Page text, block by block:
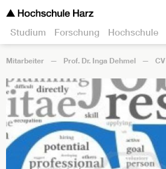
Studium Forschung Hochschule
Mitarbeiter Prof. Dr. Inga Dehmel CV